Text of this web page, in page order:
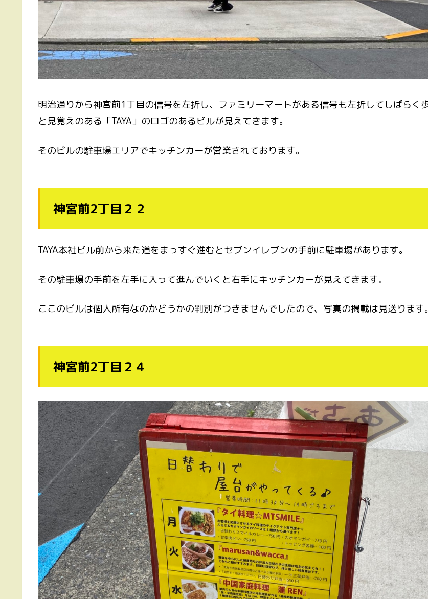
明治通りから神宮前1丁目の信号を左折し、ファミリーマートがある信号も左折してしばらく
と見覚えのある「TAYA」のロゴのあるビルが見えてきます。
そのビルの駐車場エリアでキッチンカーが営業されております。
神宮前2丁目２２
TAYA本社ビル前から来た道をまっすぐ進むとセブンイレブンの手前に駐車場があります。
その駐車場の手前を左手に入って進んでいくと右手にキッチンカーが見えてきます。
ここのビルは個人所有なのかどうかの判別がつきませんでしたので、写真の掲載は見送ります。
神宮前2丁目２４